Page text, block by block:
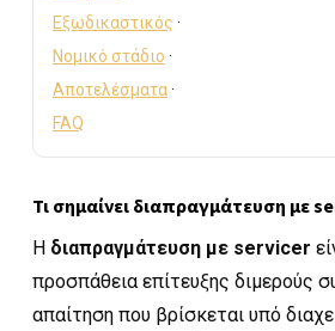
Εξωδικαστικός ·
Νομικό στάδιο ·
Αποτελέσματα·
FAQ
Τι σημαίνει διαπραγμάτευση με
Η διαπραγμάτευση με servicer
προσπάθεια επίτευξης διμερούς
απαίτηση που βρίσκεται υπό